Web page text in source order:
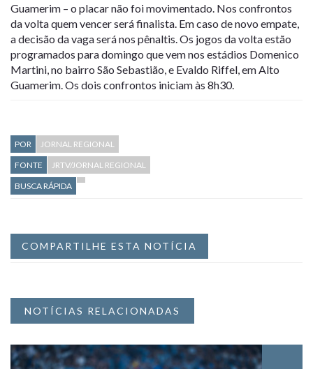
Guamerim – o placar não foi movimentado. Nos confrontos
da volta quem vencer será finalista. Em caso de novo empate,
a decisão da vaga será nos pênaltis. Os jogos da volta estão
programados para domingo que vem nos estádios Domenico
Martini, no bairro São Sebastião, e Evaldo Riffel, em Alto
Guamerim. Os dois confrontos iniciam às 8h30.
POR
JORNAL REGIONAL
FONTE
JRTV/JORNAL REGIONAL
BUSCA RÁPIDA
COMPARTILHE ESTA NOTÍCIA
NOTÍCIAS RELACIONADAS